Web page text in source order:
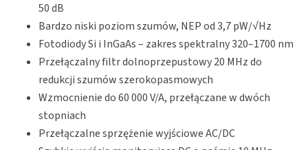
50 dB
Bardzo niski poziom szumów, NEP od 3,7 pW/√Hz
Fotodiody Si i InGaAs – zakres spektralny 320–1700 nm
Przełączalny filtr dolnoprzepustowy 20 MHz do
redukcji szumów szerokopasmowych
Wzmocnienie do 60 000 V/A, przełączane w dwóch
stopniach
Przełączalne sprzężenie wyjściowe AC/DC